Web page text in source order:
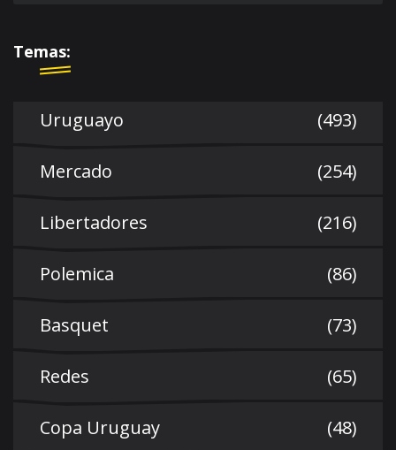
Temas:
Uruguayo (493)
Mercado (254)
Libertadores (216)
Polemica (86)
Basquet (73)
Redes (65)
Copa Uruguay (48)